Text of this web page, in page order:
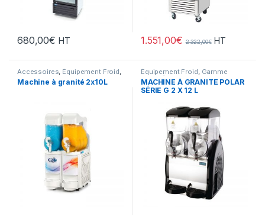
680,00€ HT 1.551,00€ 2.322,00€ HT
Accessoires Équipement Froid
FROID , Les Bonnes Affaires
Snack/Pizza/Sucrée, Sucrée
Machine à granité 2x10L
Équipement Froid Gamme
Intermédiaire ,Les Bonnes
Affaires,Snack/Pizza/Sucrée,
Sucrée
MACHINE À GRANITE POLAR
SÉRIE G 2 X 12 L